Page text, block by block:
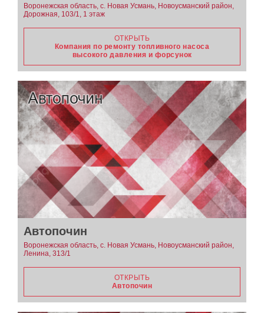
Воронежская область, с. Новая Усмань, Новоусманский район,
Дорожная, 103/1, 1 этаж
ОТКРЫТЬ
Компания по ремонту топливного насоса
высокого давления и форсунок
Автопочин
Воронежская область, с. Новая Усмань, Новоусманский район,
Ленина, 313/1
ОТКРЫТЬ
Автопочин